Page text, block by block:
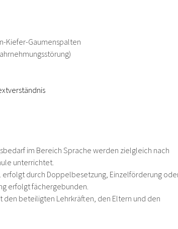
Kiefer-Gaumenspalten
im Bereich Sprache werden zielgleich nach
unterrichtet.
erfolgt durch Doppelbesetzung, Einzelförderung
erfolgt fächergebunden.
den beteiligten Lehrkräften, den Eltern und den